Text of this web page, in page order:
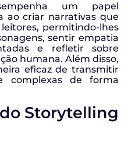
um papel
ao criar narrativas que
permitindo-lhes
sentir empatia
e refletir sobre
humana. Além disso,
eficaz de transmitir
complexas de forma
Storytelling